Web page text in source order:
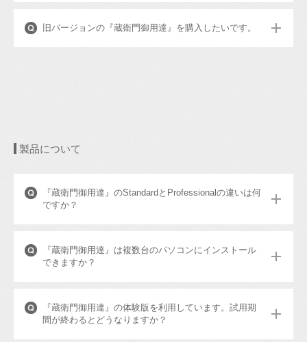
旧バージョンの『蔵衛門御用達』を購入したいです。
製品について
『蔵衛門御用達』のStandardとProfessionalの違いは何
ですか？
『蔵衛門御用達』は複数台のパソコンにインストール
できますか？
『蔵衛門御用達』の体験版を利用しています。試用期
間が終わるとどうなりますか？